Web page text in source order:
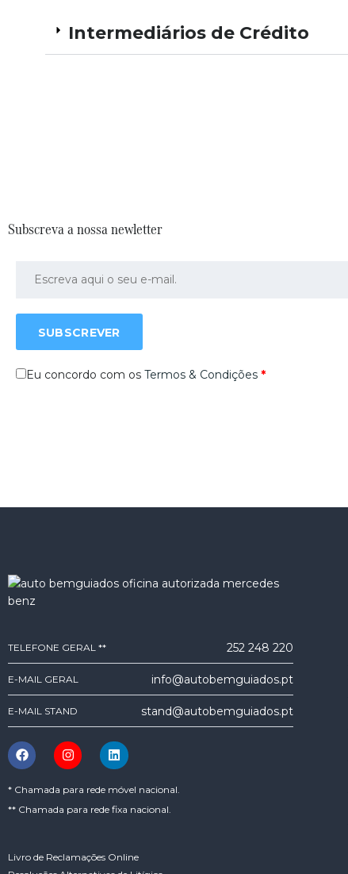
Intermediários de Crédito
Subscreva a nossa newletter
SUBSCREVER
Eu concordo com os Termos & Condições *
TELEFONE GERAL ** 252 248 220
E-MAIL GERAL info@autobemguiados.pt
E-MAIL STAND stand@autobemguiados.pt
* Chamada para rede móvel nacional.
** Chamada para rede fixa nacional.
Livro de Reclamações Online